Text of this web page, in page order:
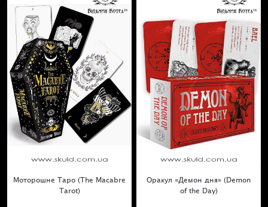
Моторошне Таро (The Macabre
Tarot)
Оракул «Демон дня» (Demon
of the Day)